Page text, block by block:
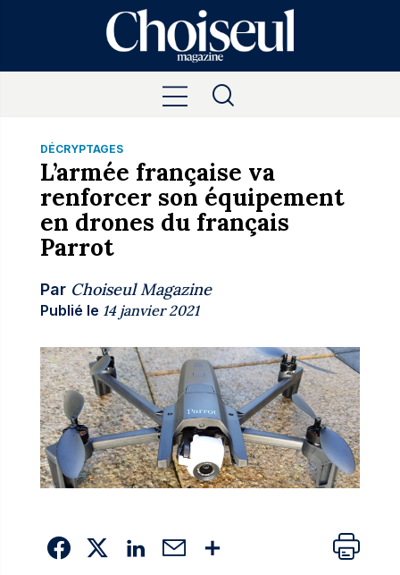
DÉCRYPTAGES
L’armée française va
renforcer son équipement
en drones du français
Parrot
Par Choiseul Magazine
Publié le 14 janvier 2021